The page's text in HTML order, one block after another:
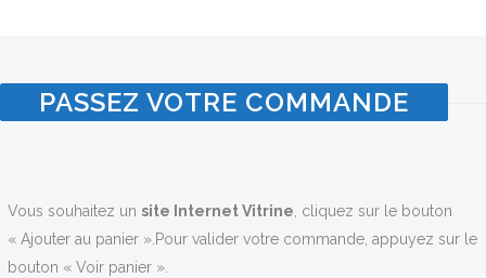
PASSEZ VOTRE COMMANDE
Vous souhaitez un site Internet Vitrine, cliquez sur le bouton
« Ajouter au panier ».Pour valider votre commande, appuyez sur le
bouton « Voir panier ».